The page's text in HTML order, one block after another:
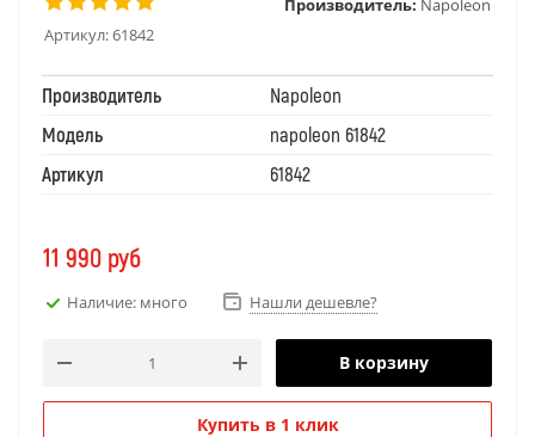
Артикул:61842
Производитель
Napoleon
Модель
napoleon 61842
Артикул
61842
11 990 руб
Наличие: много Нашли дешевле?
В корзину
Купить в 1 клик